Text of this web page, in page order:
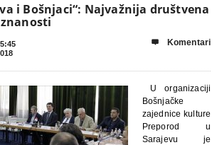
i Bošnjaci“: Najvažnija društvena
 Komentari
U organizaciji
Bošnjačke
zajednice kulture
Preporod u
Sarajevu je